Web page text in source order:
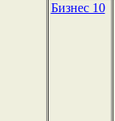
Бизнес 10